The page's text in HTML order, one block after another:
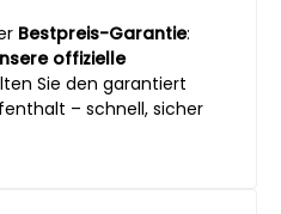
Bestpreis-Garantie:
offizielle
Sie den garantiert
– schnell, sicher